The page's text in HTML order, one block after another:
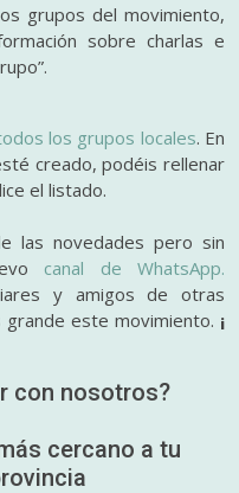
grupos del movimiento,
sobre charlas e
los grupos locales. En
creado, podéis rellenar
el listado.
las novedades pero sin
canal de WhatsApp.
y amigos de otras
grande este movimiento. ¡
con nosotros?
cercano a tu